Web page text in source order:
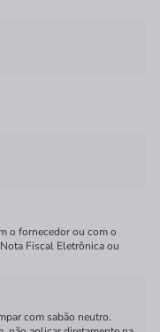
o fornecedor ou com o
Fiscal Eletrônica ou
com sabão neutro.